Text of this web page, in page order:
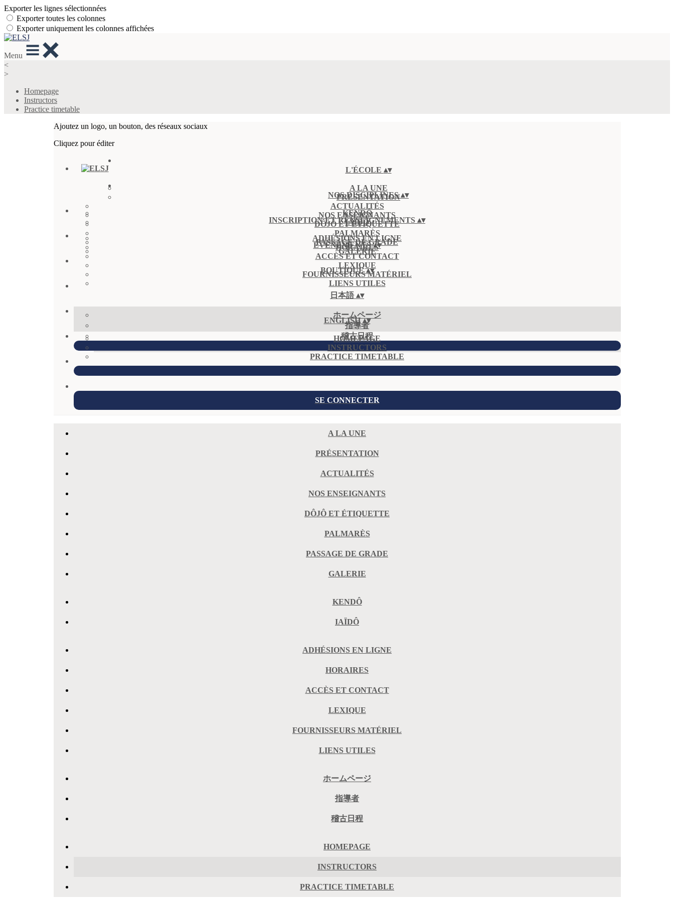
Exporter les lignes sélectionnées
Exporter toutes les colonnes
Exporter uniquement les colonnes affichées
Menu
<
>
Homepage
Instructors
Practice timetable
Ajoutez un logo, un bouton, des réseaux sociaux
Cliquez pour éditer
L'ÉCOLE ▴▾
A LA UNE
PRÉSENTATION
ACTUALITÉS
NOS ENSEIGNANTS
DÔJÔ ET ÉTIQUETTE
PALMARÈS
PASSAGE DE GRADE
GALERIE
NOS DISCIPLINES▴▾
KENDÔ
IAÏDÔ
INSCRIPTION ET RENSEIGNEMENTS ▴▾
ADHÉSIONS EN LIGNE
HORAIRES
ACCÈS ET CONTACT
LEXIQUE
FOURNISSEURS MATÉRIEL
LIENS UTILES
ÉVÈNEMENTS▴▾
BOUTIQUE▴▾
日本語▴▾
ホームページ
指導者
稽古日程
ENGLISH▴▾
HOMEPAGE
INSTRUCTORS
PRACTICE TIMETABLE
SE CONNECTER
A LA UNE
PRÉSENTATION
ACTUALITÉS
NOS ENSEIGNANTS
DÔJÔ ET ÉTIQUETTE
PALMARÈS
PASSAGE DE GRADE
GALERIE
KENDÔ
IAÏDÔ
ADHÉSIONS EN LIGNE
HORAIRES
ACCÈS ET CONTACT
LEXIQUE
FOURNISSEURS MATÉRIEL
LIENS UTILES
ホームページ
指導者
稽古日程
HOMEPAGE
INSTRUCTORS
PRACTICE TIMETABLE